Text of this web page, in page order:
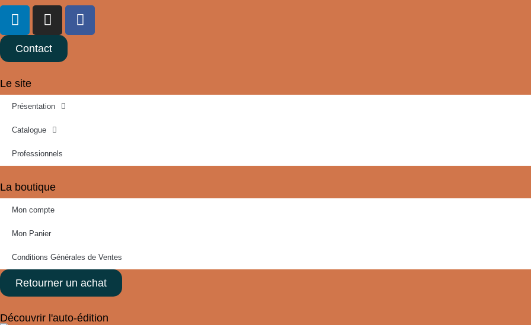
Contact
Le site
Présentation
Catalogue
Professionnels
La boutique
Mon compte
Mon Panier
Conditions Générales de Ventes
Retourner un achat
Découvrir l'auto-édition